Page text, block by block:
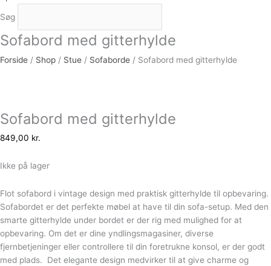
Søg
Sofabord med gitterhylde
Forside / Shop / Stue / Sofaborde / Sofabord med gitterhylde
Sofabord med gitterhylde
849,00 kr.
Ikke på lager
Flot sofabord i vintage design med praktisk gitterhylde til opbevaring.
Sofabordet er det perfekte møbel at have til din sofa-setup. Med den
smarte gitterhylde under bordet er der rig med mulighed for at
opbevaring. Om det er dine yndlingsmagasiner, diverse
fjernbetjeninger eller controllere til din foretrukne konsol, er der godt
med plads. Det elegante design medvirker til at give charme og